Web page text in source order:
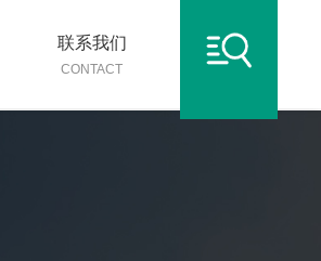
联系我们
CONTACT